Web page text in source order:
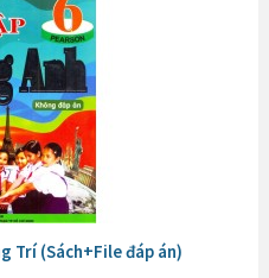
Trí (Sách+File đáp án)